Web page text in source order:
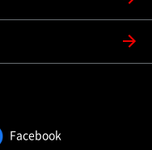
く）
Facebook（別ウィンドウ